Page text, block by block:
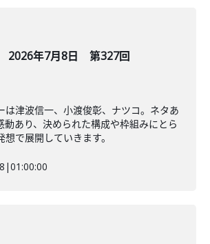
2026年7月8日 第327回
は津波信一、小渡俊彰、ナツコ。ネタあ
動あり、決められた構成や枠組みにとら
で展開していきます。
|01:00:00